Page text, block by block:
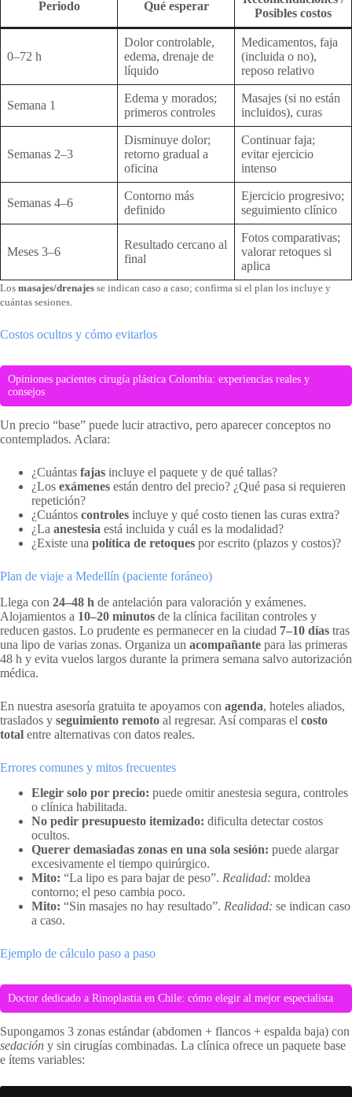
Periodo Qué esperar
Posibles costos
0–72 h
Dolor controlable,
edema, drenaje de
líquido
Medicamentos, faja
(incluida o no),
reposo relativo
Semana 1
Edema y morados;
primeros controles
Masajes (si no están
incluidos), curas
Semanas 2–3
Disminuye dolor;
retorno gradual a
oficina
Continuar faja;
evitar ejercicio
intenso
Semanas 4–6
Contorno más
definido
Ejercicio progresivo;
seguimiento clínico
Meses 3–6
Resultado cercano al
final
Fotos comparativas;
valorar retoques si
aplica
Los masajes/drenajes se indican caso a caso; confirma si el plan los incluye y
cuántas sesiones.
Costos ocultos y cómo evitarlos
Opiniones pacientes cirugía plástica Colombia: experiencias reales y
consejos
Un precio “base” puede lucir atractivo, pero aparecer conceptos no
contemplados. Aclara:
¿Cuántas fajas incluye el paquete y de qué tallas?
¿Los exámenes están dentro del precio? ¿Qué pasa si requieren
repetición?
¿Cuántos controles incluye y qué costo tienen las curas extra?
¿La anestesia está incluida y cuál es la modalidad?
¿Existe una política de retoques por escrito (plazos y costos)?
Plan de viaje a Medellín (paciente foráneo)
Llega con 24–48 h de antelación para valoración y exámenes.
Alojamientos a 10–20 minutos de la clínica facilitan controles y
reducen gastos. Lo prudente es permanecer en la ciudad 7–10 días tras
una lipo de varias zonas. Organiza un acompañante para las primeras
48 h y evita vuelos largos durante la primera semana salvo autorización
médica.
En nuestra asesoría gratuita te apoyamos con agenda, hoteles aliados,
traslados y seguimiento remoto al regresar. Así comparas el costo
total entre alternativas con datos reales.
Errores comunes y mitos frecuentes
Elegir solo por precio: puede omitir anestesia segura, controles
o clínica habilitada.
No pedir presupuesto itemizado: dificulta detectar costos
ocultos.
Querer demasiadas zonas en una sola sesión: puede alargar
excesivamente el tiempo quirúrgico.
Mito: “La lipo es para bajar de peso”. Realidad: moldea
contorno; el peso cambia poco.
Mito: “Sin masajes no hay resultado”. Realidad: se indican caso
a caso.
Ejemplo de cálculo paso a paso
Doctor dedicado a Rinoplastia en Chile: cómo elegir al mejor especialista
Supongamos 3 zonas estándar (abdomen + flancos + espalda baja) con
sedación y sin cirugías combinadas. La clínica ofrece un paquete base
e ítems variables: